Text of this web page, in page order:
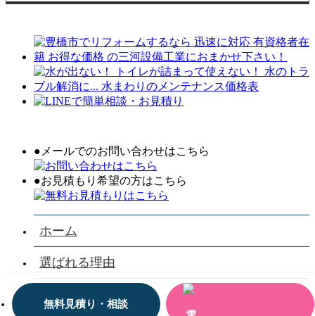
無料見積り・相談
●メールでのお問い合わせはこちら
●お見積もり希望の方はこちら
ホーム
選ばれる理由